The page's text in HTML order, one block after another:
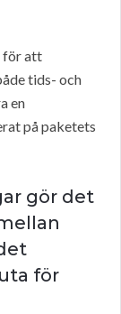
för att
tids- och
en
på paketets
gör det
för